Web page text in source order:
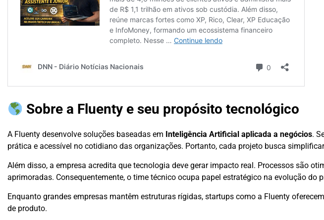
Sobre a Fluenty e seu propósito tecnológico
A Fluenty desenvolve soluções baseadas em Inteligência Artificial aplicada a negócios.
prática e acessível no cotidiano das organizações. Portanto, cada projeto busca
Além disso, a empresa acredita que tecnologia deve gerar impacto real. Processos são
aprimoradas. Consequentemente, o time técnico ocupa papel estratégico na evolução do
Enquanto grandes empresas mantêm estruturas rígidas, startups como a Fluenty
de produto.